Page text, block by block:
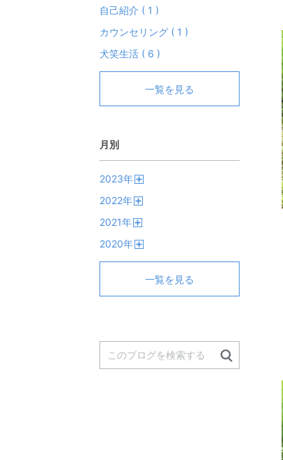
自己紹介 ( 1 )
カウンセリング ( 1 )
犬笑生活 ( 6 )
一覧を見る
月別
2023年
2022年
2021年
2020年
一覧を見る